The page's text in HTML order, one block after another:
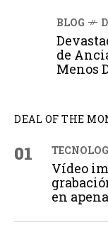
BLOG
de
Menos
DEAL OF THE
01
Vídeo
en